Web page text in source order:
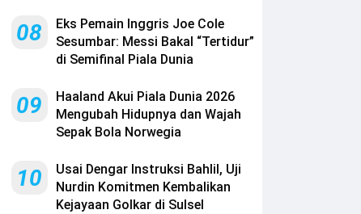
08
Eks Pemain Inggris Joe Cole
Sesumbar: Messi Bakal “Tertidur”
di Semifinal Piala Dunia
09
Haaland Akui Piala Dunia 2026
Mengubah Hidupnya dan Wajah
Sepak Bola Norwegia
10
Usai Dengar Instruksi Bahlil, Uji
Nurdin Komitmen Kembalikan
Kejayaan Golkar di Sulsel